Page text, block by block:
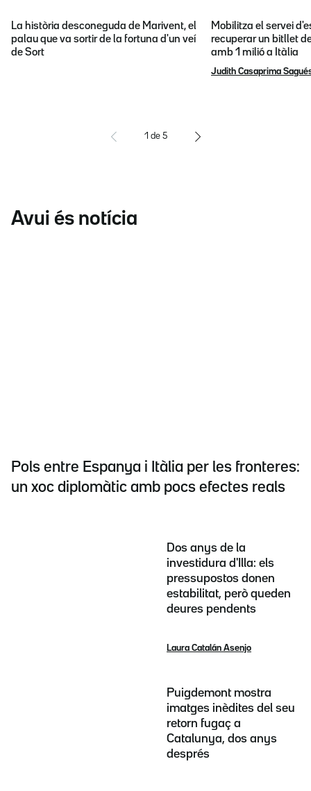
La història desconeguda de Marivent, el
palau que va sortir de la fortuna d'un veí
de Sort
Mobilitza el servei
recuperar un bitllet
amb 1 milió a Itàlia
Judith Casaprima
1 de 5
Avui és notícia
Pols entre Espanya i Itàlia per les fronteres:
un xoc diplomàtic amb pocs efectes reals
Dos anys de la
investidura d'Illa: els
pressupostos donen
estabilitat, però queden
deures pendents
Laura Catalán Asenjo
Puigdemont mostra
imatges inèdites del seu
retorn fugaç a
Catalunya, dos anys
després